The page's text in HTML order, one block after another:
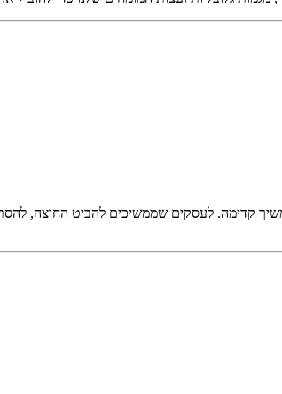
קדימה. לעסקים שממשיכים להביט החוצה,